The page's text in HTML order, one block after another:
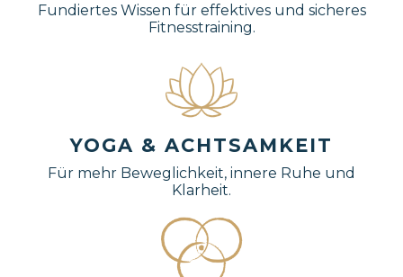
Fundiertes Wissen für effektives und sicheres
Fitnesstraining.
YOGA & ACHTSAMKEIT
Für mehr Beweglichkeit, innere Ruhe und
Klarheit.